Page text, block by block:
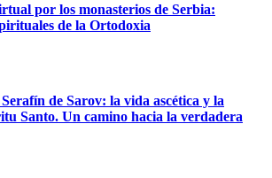
por los monasterios de Serbia:
de la Ortodoxia
de Sarov: la vida ascética y la
Santo. Un camino hacia la verdadera